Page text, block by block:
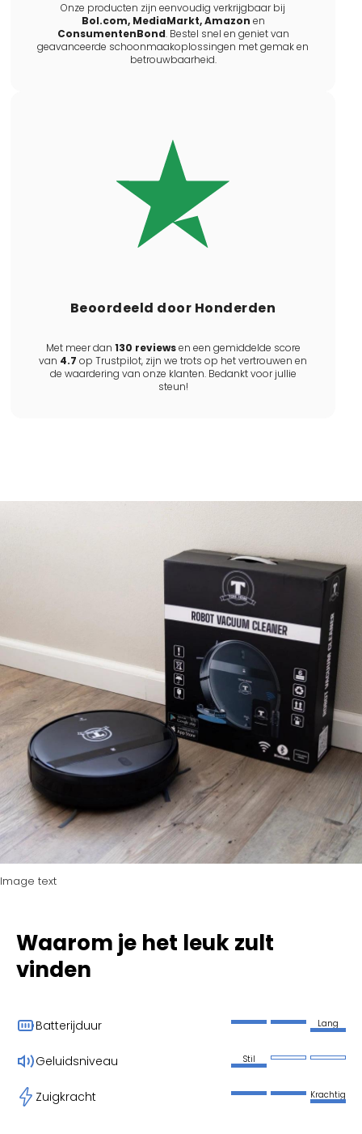
Onze producten zijn eenvoudig verkrijgbaar bij
Bol.com, MediaMarkt, Amazon en
ConsumentenBond. Bestel snel en geniet van
geavanceerde schoonmaakoplossingen met gemak en
betrouwbaarheid.
Beoordeeld door Honderden
Met meer dan 130 reviewsen een gemiddelde score
van 4.7 op Trustpilot, zijn we trots op het vertrouwen en
de waardering van onze klanten. Bedankt voor jullie
steun!
Waarom je het leuk zult
vinden
Batterijduur Lang
Geluidsniveau Stil
Zuigkracht Krachtig
Image text